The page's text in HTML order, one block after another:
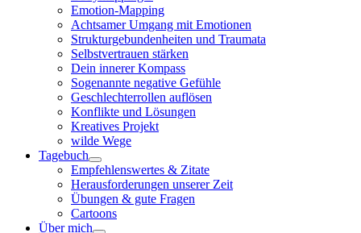
Emotion-Mapping
Achtsamer Umgang mit Emotionen
Strukturgebundenheiten und Traumata
Selbstvertrauen stärken
Dein innerer Kompass
Sogenannte negative Gefühle
Geschlechterrollen auflösen
Konflikte und Lösungen
Kreatives Projekt
wilde Wege
Tagebuch
open
menu
Empfehlenswertes & Zitate
Herausforderungen unserer Zeit
Übungen & gute Fragen
Cartoons
Über mich